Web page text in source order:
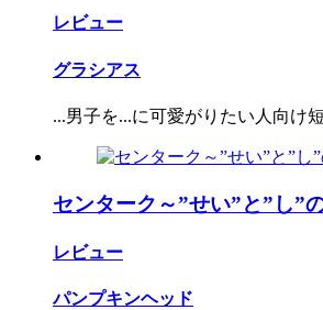
レビュー
グラシアス
...男子を...に可愛がりたい人向け
センターク～”せい”と”し”
レビュー
パンプキンヘッド